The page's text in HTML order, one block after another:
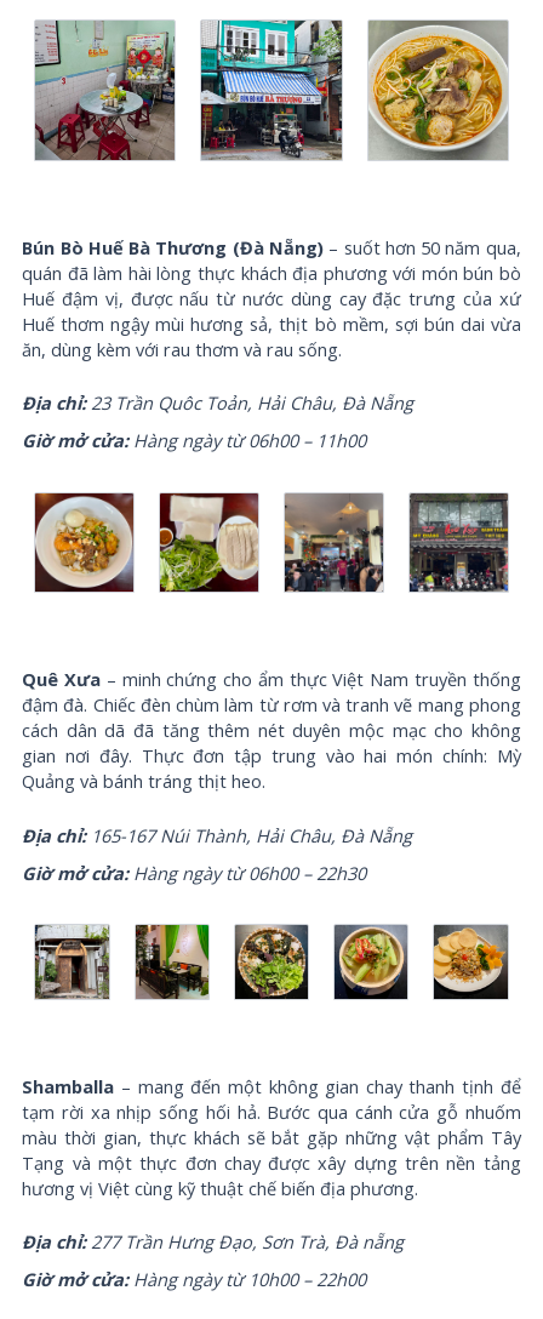
Bún Bò Huế Bà Thương (Đà Nẵng) – suốt hơn 50 năm qua,
quán đã làm hài lòng thực khách địa phương với món bún bò
Huế đậm vị, được nấu từ nước dùng cay đặc trưng của xứ
Huế thơm ngậy mùi hương sả, thịt bò mềm, sợi bún dai vừa
ăn, dùng kèm với rau thơm và rau sống.
Địa chỉ:23 Trần Quôc Toản, Hải Châu, Đà Nẵng
Giờ mở cửa:Hàng ngày từ 06h00 – 11h00
Quê Xưa – minh chứng cho ẩm thực Việt Nam truyền thống
đậm đà. Chiếc đèn chùm làm từ rơm và tranh vẽ mang phong
cách dân dã đã tăng thêm nét duyên mộc mạc cho không
gian nơi đây. Thực đơn tập trung vào hai món chính: Mỳ
Quảng và bánh tráng thịt heo.
Địa chỉ:165-167 Núi Thành, Hải Châu, Đà Nẵng
Giờ mở cửa:Hàng ngày từ 06h00 – 22h30
Shamballa – mang đến một không gian chay thanh tịnh để
tạm rời xa nhịp sống hối hả. Bước qua cánh cửa gỗ nhuốm
màu thời gian, thực khách sẽ bắt gặp những vật phẩm Tây
Tạng và một thực đơn chay được xây dựng trên nền tảng
hương vị Việt cùng kỹ thuật chế biến địa phương.
Địa chỉ:277 Trần Hưng Đạo, Sơn Trà, Đà nẵng
Giờ mở cửa:Hàng ngày từ 10h00 – 22h00